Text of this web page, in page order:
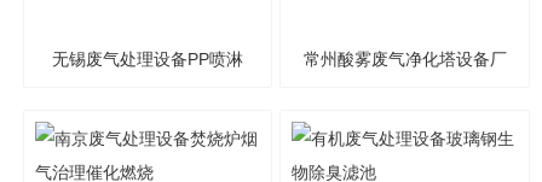
无锡废气处理设备PP喷淋 常州酸雾废气净化塔设备厂